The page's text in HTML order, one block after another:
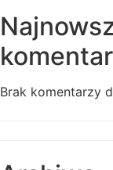
Brak komentarzy